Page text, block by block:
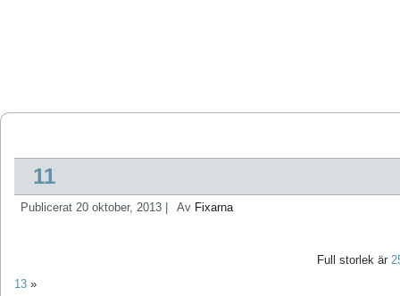
11
Publicerat 20 oktober, 2013 Av Fixarna
Full storlek är
13 »